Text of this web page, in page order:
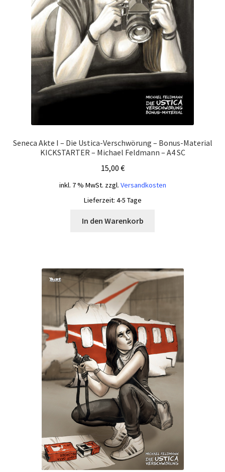
Seneca Akte I – Die Ustica-Verschwörung – Bonus-Material
KICKSTARTER – Michael Feldmann – A4 SC
15,00 €
inkl. 7 % MwSt. zzgl. Versandkosten
Lieferzeit: 4-5 Tage
In den Warenkorb